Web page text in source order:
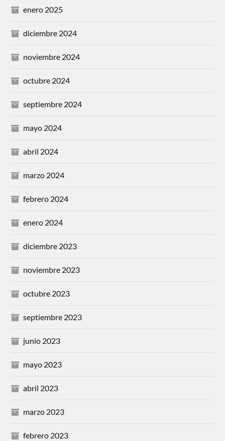
enero 2025
diciembre 2024
noviembre 2024
octubre 2024
septiembre 2024
mayo 2024
abril 2024
marzo 2024
febrero 2024
enero 2024
diciembre 2023
noviembre 2023
octubre 2023
septiembre 2023
junio 2023
mayo 2023
abril 2023
marzo 2023
febrero 2023